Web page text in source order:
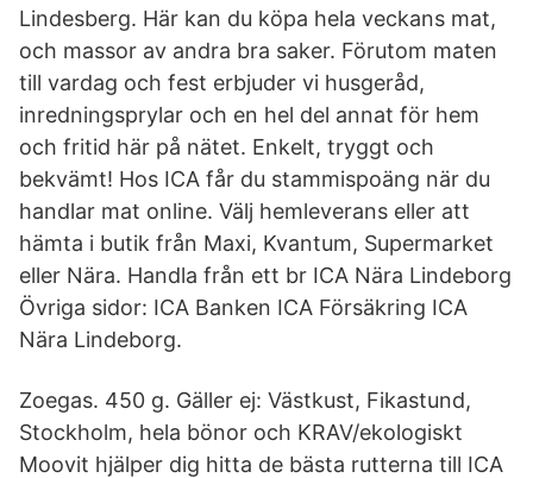
Lindesberg. Här kan du köpa hela veckans mat,
och massor av andra bra saker. Förutom maten
till vardag och fest erbjuder vi husgeråd,
inredningsprylar och en hel del annat för hem
och fritid här på nätet. Enkelt, tryggt och
bekvämt! Hos ICA får du stammispoäng när du
handlar mat online. Välj hemleverans eller att
hämta i butik från Maxi, Kvantum, Supermarket
eller Nära. Handla från ett br ICA Nära Lindeborg
Övriga sidor: ICA Banken ICA Försäkring ICA
Nära Lindeborg.
Zoegas. 450 g. Gäller ej: Västkust, Fikastund,
Stockholm, hela bönor och KRAV/ekologiskt
Moovit hjälper dig hitta de bästa rutterna till ICA